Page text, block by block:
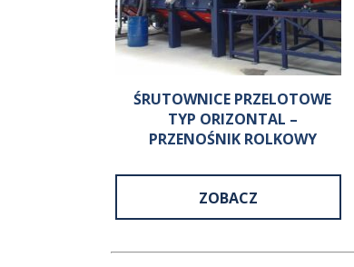
ŚRUTOWNICE PRZELOTOWE
TYP ORIZONTAL –
PRZENOŚNIK ROLKOWY
ZOBACZ